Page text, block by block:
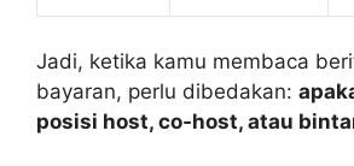
Jadi, ketika kamu membaca
bayaran, perlu dibedakan:
posisi host, co‑host, atau